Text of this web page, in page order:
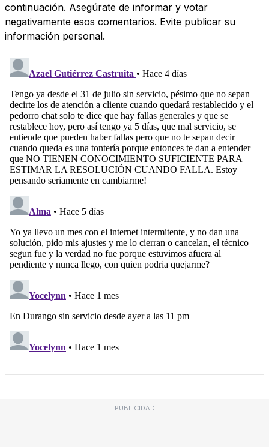
continuación. Asegúrate de informar y votar
negativamente esos comentarios. Evite publicar su
información personal.
PUBLICIDAD